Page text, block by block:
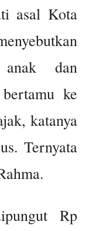
asal Kota
dan
ke
katanya
Ternyata
Rp